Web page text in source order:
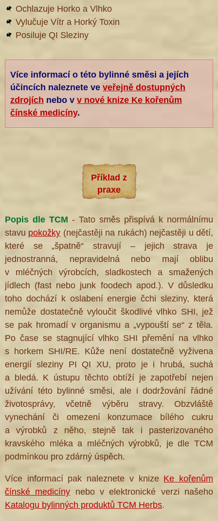
Ochlazuje Horko a Vlhko
Vylučuje Vítr a Horký Toxin
Posiluje QI Sleziny
Více informací o této bylinné směsi a jejích
účincích naleznete ve veřejně dostupných
zdrojích nebo v v nové knize Ke kořenům
čínské medicíny.
Příklad z
praxe
Popis dle TCM - Tato směs přispívá k normálnímu
stavu pokožky (nejčastěji na rukách) nejčastěji u dětí,
které se
„špatně“ stravují – jejich strava je
jednostranná, nepravidelná nebo mají oblibu
v mléčných výrobcích, sladkostech a smažených
jídlech (fast nebo junk foodech apod.). V důsledku
toho dochází k oslabení energie čchi sleziny, která
nemůže dostatečně vyloučit škodlivé vlhko SHI, jež
se pak hromadí v organismu a „vypouští se“ z těla.
Po čase se stagnující vlhko SHI přemění na vlhko
s horkem SHI/RE. Kůže není dostatečně vyživena
energií sleziny PI QI XU, proto je i hrubá, suchá
a bledá. K ústupu těchto obtíží je zapotřebí nejen
užívání této bylinné směsi, ale i dodržování řádné
životosprávy, včetně výběru stravy. Obzvláště
vynechání či omezení konzumace bílého cukru
a výrobků z něho, stejně tak i pasterizovaného
kravského mléka a mléčných výrobků, je dle TCM
podmínkou pro zdárný úspěch.
Více informací pak naleznete v knize Ke kořenům
čínské medicíny nebo v elektronické verzi našeho
Katalogu bylinných produktů TCM Herbs.